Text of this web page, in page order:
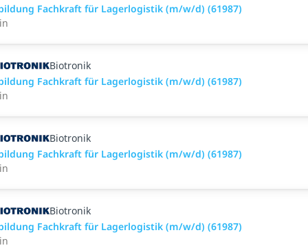
Fachkraft für Lagerlogistik (m/w/d) (61987)
Biotronik
Fachkraft für Lagerlogistik (m/w/d) (61987)
Biotronik
Fachkraft für Lagerlogistik (m/w/d) (61987)
Biotronik
Fachkraft für Lagerlogistik (m/w/d) (61987)